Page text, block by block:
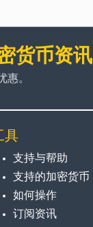
货币资讯
。
具
支持与帮助
支持的加密货币
如何操作
订阅资讯